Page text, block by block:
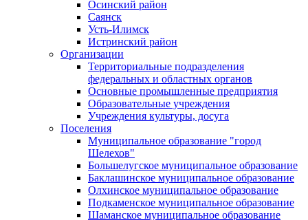
Осинский район
Саянск
Усть-Илимск
Истринский район
Организации
Территориальные подразделения
федеральных и областных органов
Основные промышленные предприятия
Образовательные учреждения
Учреждения культуры, досуга
Поселения
Муниципальное образование "город
Шелехов"
Большелугское муниципальное образование
Баклашинское муниципальное образование
Олхинское муниципальное образование
Подкаменское муниципальное образование
Шаманское муниципальное образование